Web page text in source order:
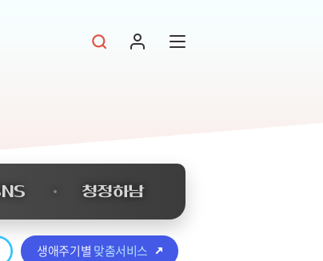
청정하남
생애주기별 맞춤서비스